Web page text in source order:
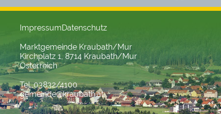
ImpressumDatenschutz
Marktgemeinde Kraubath/Mur
Kirchplatz 1, 8714 Kraubath/Mur
Österreich
Tel. 03832/4100
gemeinde@kraubath.at